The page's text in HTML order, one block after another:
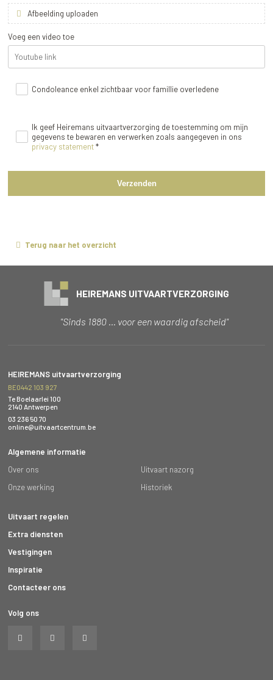
Afbeelding uploaden
Voeg een video toe
Condoleance enkel zichtbaar voor famillie overledene
Ik geef Heiremans uitvaartverzorging de toestemming om mijn
gegevens te bewaren en verwerken zoals aangegeven in ons
privacy statement*
Verzenden
Terug naar het overzicht
HEIREMANS UITVAARTVERZORGING
"Sinds 1880 … voor een waardig afscheid"
HEIREMANS uitvaartverzorging
BE0442 103 927
Te Boelaarlei 100
2140 Antwerpen
03 236 50 70
online@uitvaartcentrum.be
Algemene informatie
Over ons
Uitvaart nazorg
Onze werking
Historiek
Uitvaart regelen
Extra diensten
Vestigingen
Inspiratie
Contacteer ons
Volg ons